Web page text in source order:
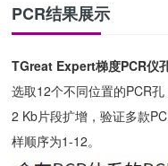
PCR结果展示
TGreat Expert梯度PCR仪
选取12个不同位置的PCR
2 Kb片段扩增，验证多款
样顺序为1-12。